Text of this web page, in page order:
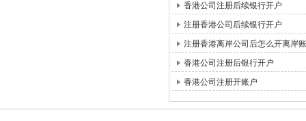
香港公司注册后续银行开户
注册香港公司后续银行开户
注册香港离岸公司后怎么开离岸
香港公司注册后银行开户
香港公司注册开账户